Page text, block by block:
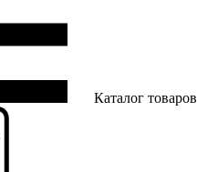
Каталог товаров